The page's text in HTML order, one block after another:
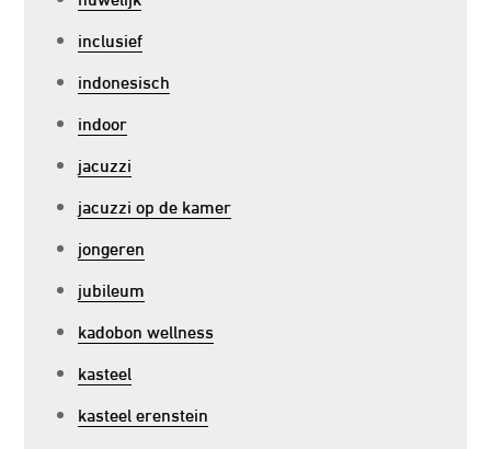
inclusief
indonesisch
indoor
jacuzzi
jacuzzi op de kamer
jongeren
jubileum
kadobon wellness
kasteel
kasteel erenstein